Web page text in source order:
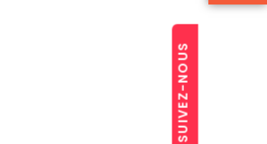
SUIVEZ-NOUS